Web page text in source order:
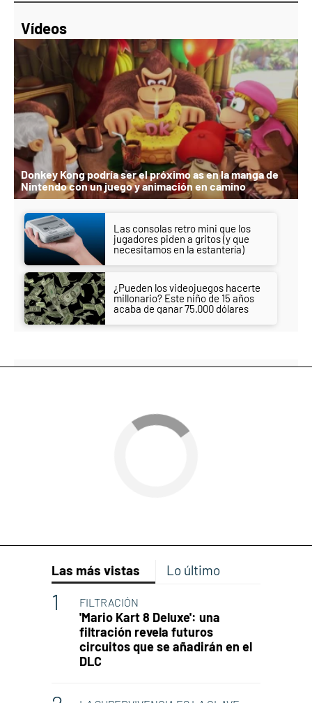
Vídeos
Donkey Kong podría ser el próximo as en la manga de
Nintendo con un juego y animación en camino
Las consolas retro mini que los
jugadores piden a gritos (y que
necesitamos en la estantería)
¿Pueden los videojuegos hacerte
millonario? Este niño de 15 años
acaba de ganar 75.000 dólares
Las más vistas Lo último
FILTRACIÓN
'Mario Kart 8 Deluxe': una
filtración revela futuros
circuitos que se añadirán en el
DLC